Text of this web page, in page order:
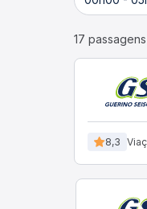
17 passagens
8,3